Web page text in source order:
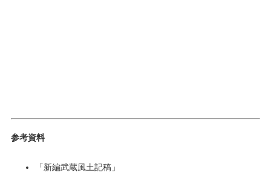
参考資料
「新編武蔵風土記稿」